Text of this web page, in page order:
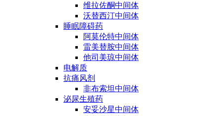
维拉佐酮中间体
沃替西汀中间体
睡眠障碍药
阿莫伦特中间体
雷美替胺中间体
他司美琼中间体
电解质
抗痛风剂
非布索坦中间体
泌尿生殖药
安妥沙星中间体